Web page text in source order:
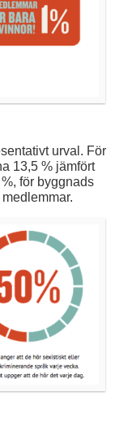
urval. För
13,5 % jämfört
för byggnads